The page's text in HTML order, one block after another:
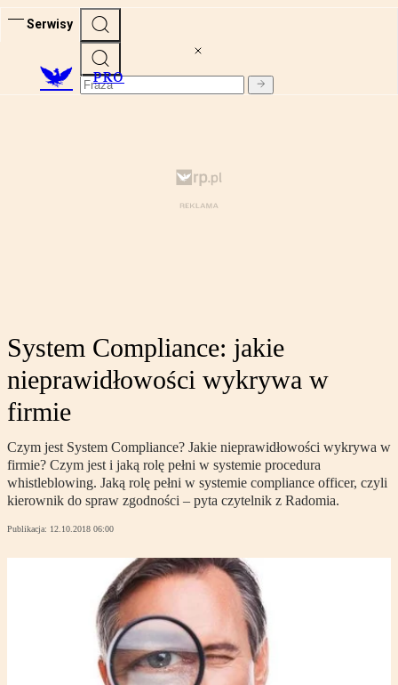
Serwisy
PRO
System Compliance: jakie
nieprawidłowości wykrywa w
firmie
Czym jest System Compliance? Jakie nieprawidłowości wykrywa w
firmie? Czym jest i jaką rolę pełni w systemie procedura
whistleblowing. Jaką rolę pełni w systemie compliance officer, czyli
kierownik do spraw zgodności – pyta czytelnik z Radomia.
Publikacja: 12.10.2018 06:00